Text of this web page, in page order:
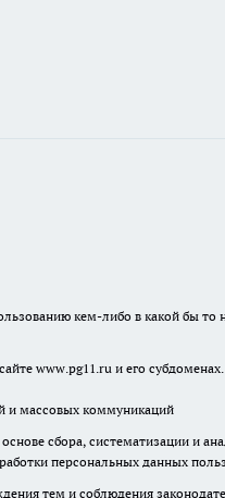
кем-либо в какой бы
www.pg11.ru и его субдоменах.
и массовых коммуникаций
сбора, систематизации и
персональных данных
тем и соблюдения